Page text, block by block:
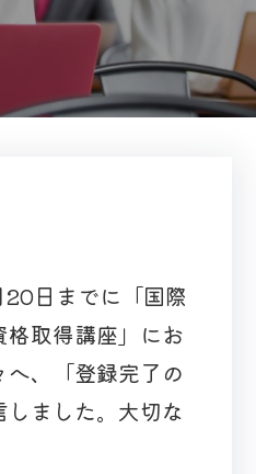
20日までに「国際
取得講座」にお
、「登録完了の
ました。大切な